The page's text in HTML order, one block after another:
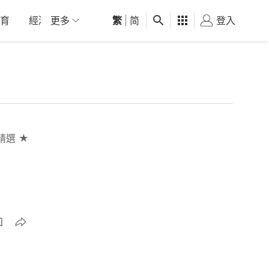
經濟 01深圳 觀點 健康 好食玩飛
更多 繁 简 登入
選 ★